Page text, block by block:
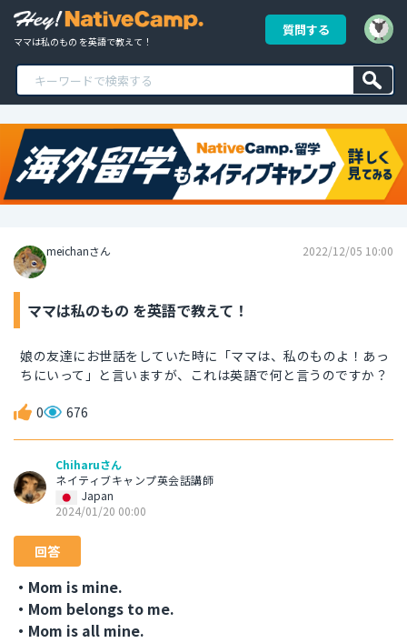
ママは私のもの を英語で教えて！
質問する
meichanさん 2022/12/05 10:00
ママは私のもの を英語で教えて！
娘の友達にお世話をしていた時に「ママは、私のものよ！あっ
ちにいって」と言いますが、これは英語で何と言うのですか？
0 676
Chiharuさん
ネイティブキャンプ英会話講師
Japan
2024/01/20 00:00
回答
・Mom is mine.
・Mom belongs to me.
・Mom is all mine.